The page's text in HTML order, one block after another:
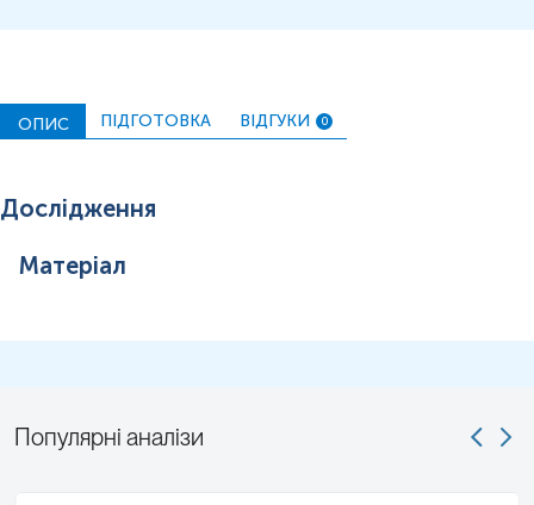
ОПИС ПІДГОТОВКА ВІДГУКИ 0
Дослідження
Матеріал
Популярні аналізи